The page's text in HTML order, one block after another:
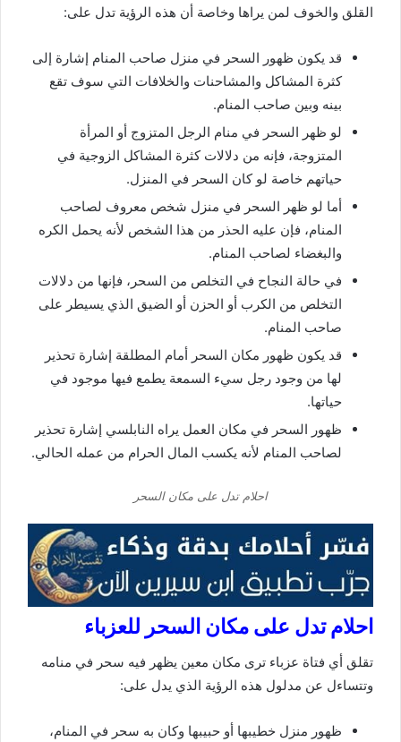
القلق والخوف لمن يراها وخاصة أن هذه الرؤية تدل على:
قد يكون ظهور السحر في منزل صاحب المنام إشارة إلى
كثرة المشاكل والمشاحنات والخلافات التي سوف تقع
بينه وبين صاحب المنام.
لو ظهر السحر في منام الرجل المتزوج أو المرأة
المتزوجة، فإنه من دلالات كثرة المشاكل الزوجية في
حياتهم خاصة لو كان السحر في المنزل.
أما لو ظهر السحر في منزل شخص معروف لصاحب
المنام، فإن عليه الحذر من هذا الشخص لأنه يحمل الكره
والبغضاء لصاحب المنام.
في حالة النجاح في التخلص من السحر، فإنها من دلالات
التخلص من الكرب أو الحزن أو الضيق الذي يسيطر على
صاحب المنام.
قد يكون ظهور مكان السحر أمام المطلقة إشارة تحذير
لها من وجود رجل سيء السمعة يطمع فيها موجود في
حياتها.
ظهور السحر في مكان العمل يراه النابلسي إشارة تحذير
لصاحب المنام لأنه يكسب المال الحرام من عمله الحالي.
احلام تدل على مكان السحر
احلام تدل على مكان السحر للعزباء
تقلق أي فتاة عزباء ترى مكان معين يظهر فيه سحر في منامه
وتتساءل عن مدلول هذه الرؤية الذي يدل على:
ظهور منزل خطيبها أو حبيبها وكان به سحر في المنام،